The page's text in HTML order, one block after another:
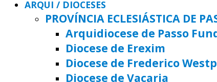
ARQUI / DIOCESES
PROVÍNCIA ECLESIÁSTICA DE
Arquidiocese de Passo
Diocese de Erexim
Diocese de Frederico
Diocese de Vacaria